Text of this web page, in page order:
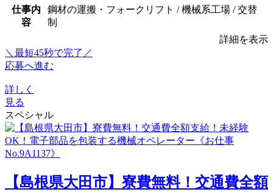
仕事内
容
鋼材の運搬・フォークリフト / 機械系工場 / 交替
制
詳細を表示
＼最短45秒で完了／
応募へ進む
詳しく
見る
スペシャル
【島根県大田市】寮費無料！交通費全額